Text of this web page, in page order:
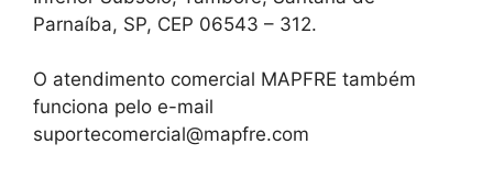
Parnaíba, SP, CEP 06543 – 312.
O atendimento comercial MAPFRE também
funciona pelo e-mail
suportecomercial@mapfre.com